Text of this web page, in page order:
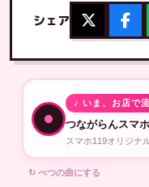
シェア
♪ いま、お店で
つながらんスマ
スマホ119オリジナ
↻ べつの曲にする